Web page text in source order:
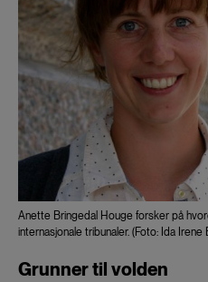
Anette Bringedal Houge forsker på
internasjonale tribunaler. (Foto: Ida
Grunner til volden